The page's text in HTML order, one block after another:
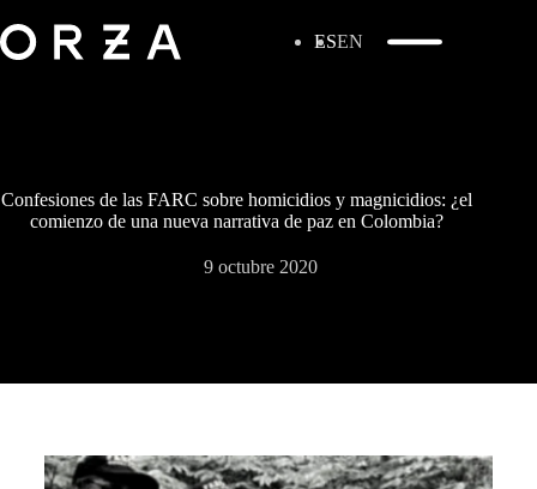
ESEN
Confesiones de las FARC sobre homicidios y magnicidios: ¿el
comienzo de una nueva narrativa de paz en Colombia?
9 octubre 2020